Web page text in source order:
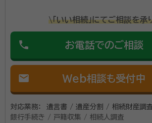
\「いい相続」にてご相談を承
phone お電話でのご相談
mail Web相談も受付中
対応業務：
遺言書 / 遺産分割 / 相続財産調
銀行手続き / 戸籍収集 / 相続人調査